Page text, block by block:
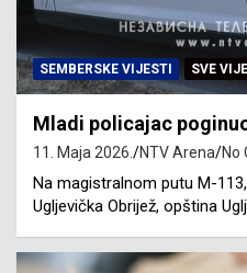
SEMBERSKE VIJESTI SVE
Mladi policajac
11. Maja 2026. NTV Arena No
Na magistralnom putu M-
Ugljevička Obrijež, opština